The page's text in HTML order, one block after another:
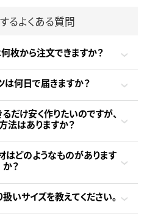
るよくある質問
枚から注文できますか？
は何日で届きますか？
だけ安く作りたいのですが、
法はありますか？
はどのようなものがあります
か？
いサイズを教えてください。